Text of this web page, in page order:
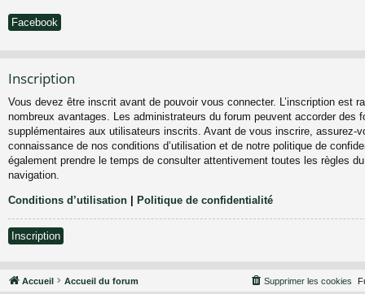
Facebook
Inscription
Vous devez être inscrit avant de pouvoir vous connecter. L’inscription est
nombreux avantages. Les administrateurs du forum peuvent accorder des
supplémentaires aux utilisateurs inscrits. Avant de vous inscrire, assurez-
connaissance de nos conditions d’utilisation et de notre politique de
également prendre le temps de consulter attentivement toutes les règles
navigation.
Conditions d’utilisation | Politique de confidentialité
Inscription
Accueil Accueil du forum Supprimer les cookies